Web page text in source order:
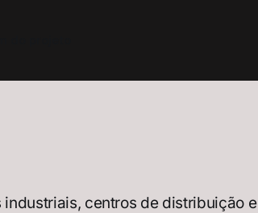
centros de distribuição e